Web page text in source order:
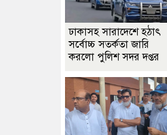
ঢাকাসহ সারাদেশে হঠাৎ
সর্বোচ্চ সতর্কতা জা‌রি
করলো পুলিশ সদর দপ্তর